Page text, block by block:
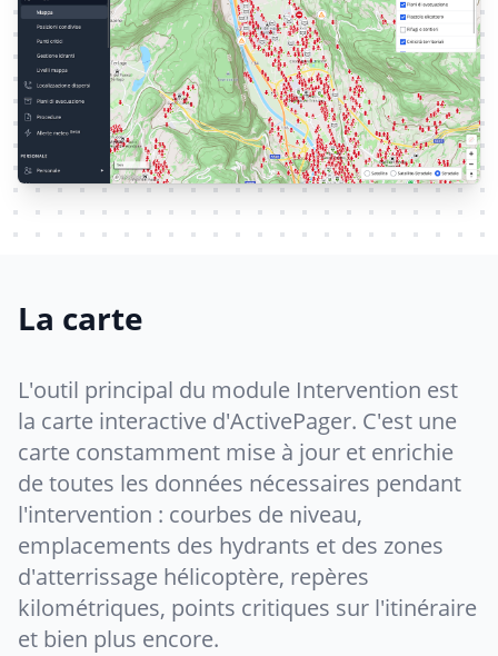
La carte
L'outil principal du module Intervention est
la carte interactive d'ActivePager. C'est une
carte constamment mise à jour et enrichie
de toutes les données nécessaires pendant
l'intervention : courbes de niveau,
emplacements des hydrants et des zones
d'atterrissage hélicoptère, repères
kilométriques, points critiques sur l'itinéraire
et bien plus encore.